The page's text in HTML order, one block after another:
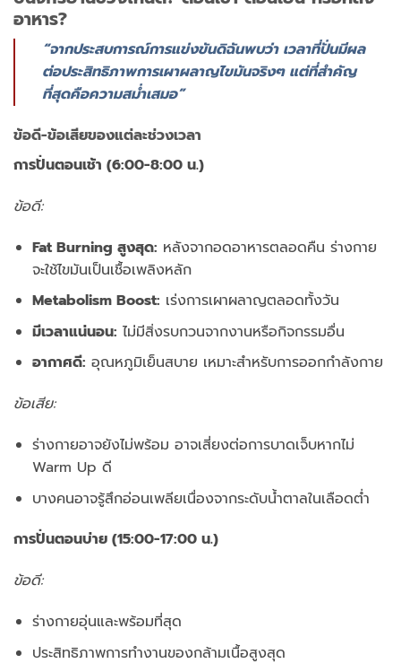
อาหาร?
“จากประสบการณ์การแข่งขันดิฉันพบว่า เวลาที่ปั่นมีผล
ต่อประสิทธิภาพการเผาผลาญไขมันจริงๆ แต่ที่สำคัญ
ที่สุดคือความสม่ำเสมอ”
ข้อดี-ข้อเสียของแต่ละช่วงเวลา
การปั่นตอนเช้า (6:00-8:00 น.)
ข้อดี:
Fat Burning สูงสุด: หลังจากอดอาหารตลอดคืน ร่างกาย
จะใช้ไขมันเป็นเชื้อเพลิงหลัก
Metabolism Boost: เร่งการเผาผลาญตลอดทั้งวัน
มีเวลาแน่นอน: ไม่มีสิ่งรบกวนจากงานหรือกิจกรรมอื่น
อากาศดี: อุณหภูมิเย็นสบาย เหมาะสำหรับการออกกำลังกาย
ข้อเสีย:
ร่างกายอาจยังไม่พร้อม อาจเสี่ยงต่อการบาดเจ็บหากไม่
Warm Up ดี
บางคนอาจรู้สึกอ่อนเพลียเนื่องจากระดับน้ำตาลในเลือดต่ำ
การปั่นตอนบ่าย (15:00-17:00 น.)
ข้อดี:
ร่างกายอุ่นและพร้อมที่สุด
ประสิทธิภาพการทำงานของกล้ามเนื้อสูงสุด